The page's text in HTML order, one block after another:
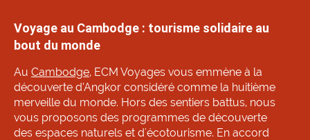
Voyage au Cambodge : tourisme solidaire au
bout du monde
Au Cambodge, ECM Voyages vous emmène à la
découverte d’Angkor considéré comme la huitième
merveille du monde. Hors des sentiers battus, nous
vous proposons des programmes de découverte
des espaces naturels et d'écotourisme. En accord